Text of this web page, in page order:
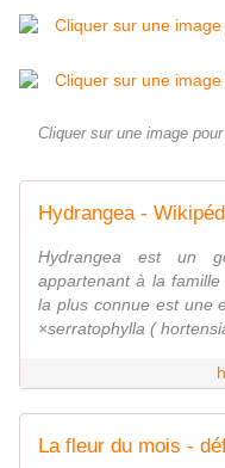
Cliquer sur une image
Hydrangea -
Hydrangea est un
appartenant à la
la plus connue est une
×serratophylla (